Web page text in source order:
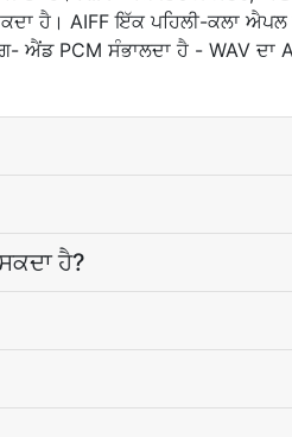
ਹੈ। AIFF ਇੱਕ ਪਹਿਲੀ-ਕਲਾ
PCM ਸੰਭਾਲਦਾ ਹੈ - WAV ਦਾ
ਹੈ?